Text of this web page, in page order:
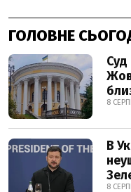
ГОЛОВНЕ
Суд
8
В
8